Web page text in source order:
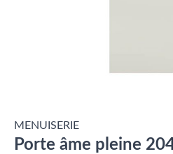
MENUISERIE
Porte âme pleine